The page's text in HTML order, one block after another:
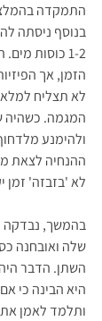
התמקדה
בנוסף ניסתה
1-2 כוסות
הזמן, אך
לא תצליח
המגמה. כשהיה
ולהימנע
לא 'בזבזה' זמן
בהמשך, נבדקה
שלה ואובחנה
השתן. הדבר
היא הבינה כי
ותלמד לאמן